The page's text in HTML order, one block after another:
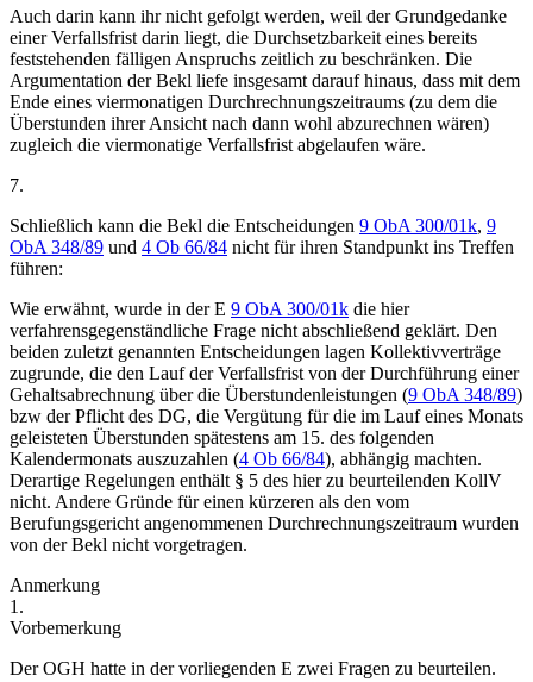
Auch darin kann ihr nicht gefolgt werden, weil der Grundgedanke
einer Verfallsfrist darin liegt, die Durchsetzbarkeit eines bereits
feststehenden fälligen Anspruchs zeitlich zu beschränken. Die
Argumentation der Bekl liefe insgesamt darauf hinaus, dass mit dem
Ende eines viermonatigen Durchrechnungszeitraums (zu dem die
Überstunden ihrer Ansicht nach dann wohl abzurechnen wären)
zugleich die viermonatige Verfallsfrist abgelaufen wäre.
7.
Schließlich kann die Bekl die Entscheidungen 9 ObA 300/01k, 9
ObA 348/89 und 4 Ob 66/84 nicht für ihren Standpunkt ins Treffen
führen:
Wie erwähnt, wurde in der E 9 ObA 300/01k die hier
verfahrensgegenständliche Frage nicht abschließend geklärt. Den
beiden zuletzt genannten Entscheidungen lagen Kollektivverträge
zugrunde, die den Lauf der Verfallsfrist von der Durchführung einer
Gehaltsabrechnung über die Überstundenleistungen (9 ObA 348/89)
bzw der Pflicht des DG, die Vergütung für die im Lauf eines Monats
geleisteten Überstunden spätestens am 15. des folgenden
Kalendermonats auszuzahlen (4 Ob 66/84), abhängig machten.
Derartige Regelungen enthält § 5 des hier zu beurteilenden KollV
nicht. Andere Gründe für einen kürzeren als den vom
Berufungsgericht angenommenen Durchrechnungszeitraum wurden
von der Bekl nicht vorgetragen.
Anmerkung
1.
Vorbemerkung
Der OGH hatte in der vorliegenden E zwei Fragen zu beurteilen.